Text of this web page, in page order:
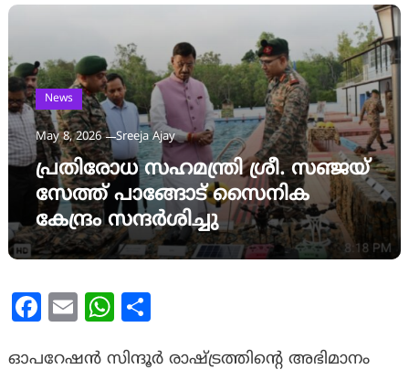
News
May 8, 2026 Sreeja Ajay
പ്രതിരോധ സഹമന്ത്രി ശ്രീ. സഞ്ജയ്
സേത്ത് പാങ്ങോട് സൈനിക
കേന്ദ്രം സന്ദർശിച്ചു
Facebook
Email WhatsApp
ഓപറേഷൻ സിന്ദൂർ രാഷ്ട്രത്തിന്റെ അഭിമാനം